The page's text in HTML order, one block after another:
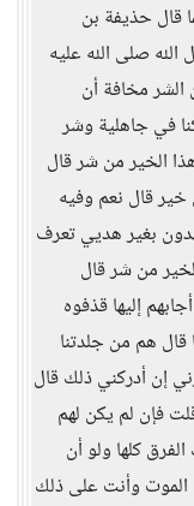
قال حذيفة بن
صلى الله عليه
مخافة أن
في جاهلية وشر
الخير من شر قال
قال نعم وفيه
بغير هديي تعرف
من شر قال
إليها قذفوه
قال هم من جلدتنا
إن أدركني ذلك قال
فإن لم يكن لهم
كلها ولو أن
وأنت على ذلك